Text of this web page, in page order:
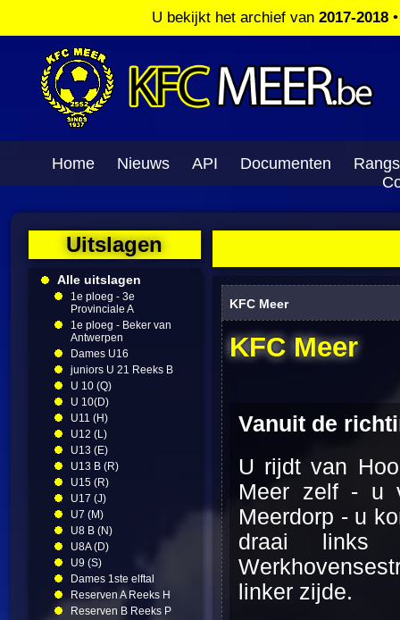
U bekijkt het archief van 2017-2018
Home Nieuws API Documenten
Uitslagen
Alle uitslagen
1e ploeg - 3e
Provinciale A
1e ploeg - Beker van
Antwerpen
Dames U16
juniors U 21 Reeks B
U 10 (Q)
U 10(D)
U11 (H)
U12 (L)
U13 (E)
U13 B (R)
U15 (R)
U17 (J)
U7 (M)
U8 B (N)
U8A (D)
U9 (S)
Dames 1ste elftal
Reserven A Reeks H
Reserven B Reeks P
KFC Meer
KFC Meer
Vanuit de
U rijdt van
Meer zelf - u
Meerdorp - u
draai links
linker zijde.